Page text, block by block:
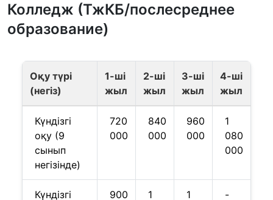
Колледж (ТжКБ/послесреднее
образование)
Оқу түрі
(негіз)
1-ші
жыл
2-ші
жыл
3-ші
жыл
4-ші
жыл
Күндізгі
оқу (9
сынып
негізінде)
720
000
840
000
960
000
1
080
000
Күндізгі 900 1 1 -